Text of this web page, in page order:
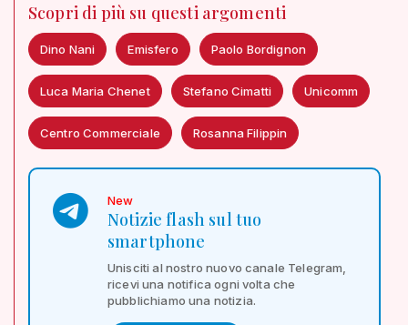
Scopri di più su questi argomenti
Dino Nani Emisfero Paolo Bordignon
Luca Maria Chenet Stefano Cimatti Unicomm
Centro Commerciale Rosanna Filippin
New
Notizie flash sul tuo
smartphone
Unisciti al nostro nuovo canale Telegram,
ricevi una notifica ogni volta che
pubblichiamo una notizia.